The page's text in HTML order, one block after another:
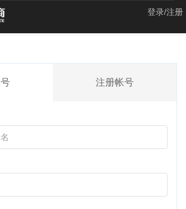
登录/注册
注册帐号